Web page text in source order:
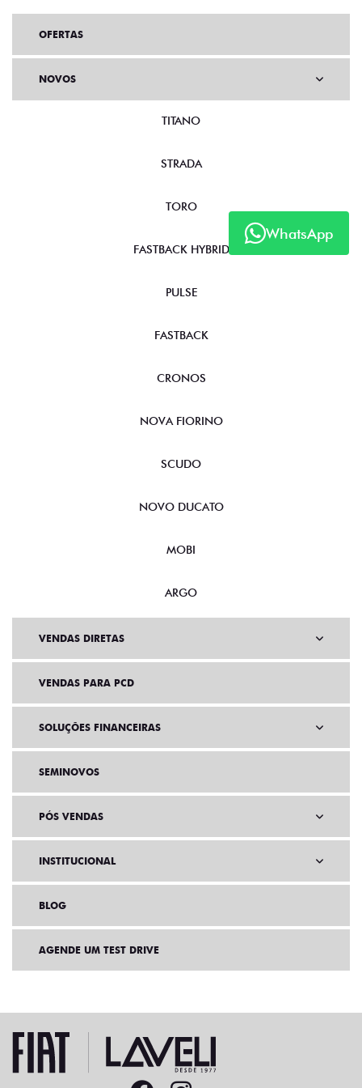
WhatsApp
OFERTAS
NOVOS
TITANO
STRADA
TORO
FASTBACK HYBRID
PULSE
FASTBACK
CRONOS
NOVA FIORINO
SCUDO
NOVO DUCATO
MOBI
ARGO
VENDAS DIRETAS
VENDAS PARA PCD
SOLUÇÕES FINANCEIRAS
SEMINOVOS
PÓS VENDAS
INSTITUCIONAL
BLOG
AGENDE UM TEST DRIVE